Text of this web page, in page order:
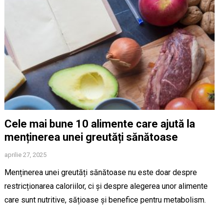
Cele mai bune 10 alimente care ajută la
menținerea unei greutăți sănătoase
aprilie 27, 2025
Menținerea unei greutăți sănătoase nu este doar despre
restricționarea caloriilor, ci și despre alegerea unor alimente
care sunt nutritive, sățioase și benefice pentru metabolism.